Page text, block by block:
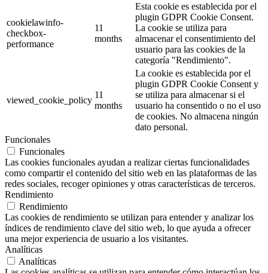
cookielawinfo-
checkbox-
performance
11
months
Esta cookie es establecida por el
plugin GDPR Cookie Consent.
La cookie se utiliza para
almacenar el consentimiento del
usuario para las cookies de la
categoría "Rendimiento".
viewed_cookie_policy
11
months
La cookie es establecida por el
plugin GDPR Cookie Consent y
se utiliza para almacenar si el
usuario ha consentido o no el uso
de cookies. No almacena ningún
dato personal.
Funcionales
Funcionales
Las cookies funcionales ayudan a realizar ciertas funcionalidades
como compartir el contenido del sitio web en las plataformas de las
redes sociales, recoger opiniones y otras características de terceros.
Rendimiento
Rendimiento
Las cookies de rendimiento se utilizan para entender y analizar los
índices de rendimiento clave del sitio web, lo que ayuda a ofrecer
una mejor experiencia de usuario a los visitantes.
Analíticas
Analíticas